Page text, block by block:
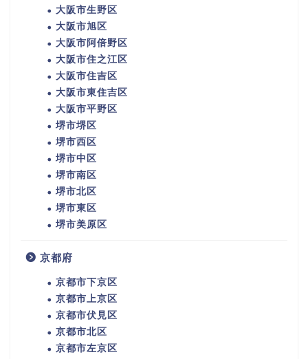
大阪市生野区
大阪市旭区
大阪市阿倍野区
大阪市住之江区
大阪市住吉区
大阪市東住吉区
大阪市平野区
堺市堺区
堺市西区
堺市中区
堺市南区
堺市北区
堺市東区
堺市美原区
京都府
京都市下京区
京都市上京区
京都市伏見区
京都市北区
京都市左京区